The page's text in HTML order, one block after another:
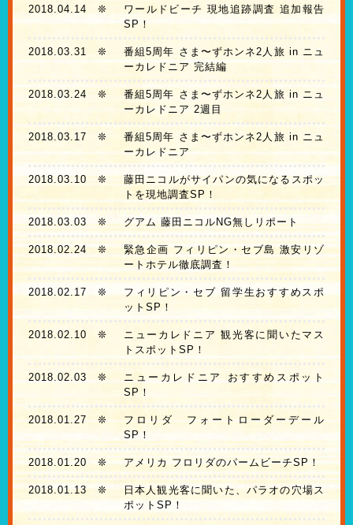
2018.04.14 ❊
ワールドビーチ 現地追跡調査 追加報告
SP！
2018.03.31 ❊
番組5周年 さま〜ずホンネ2人旅 in ニュ
ーカレドニア 完結編
2018.03.24 ❊
番組5周年 さま〜ずホンネ2人旅 in ニュ
ーカレドニア 2週目
2018.03.17 ❊
番組5周年 さま〜ずホンネ2人旅 in ニュ
ーカレドニア
2018.03.10 ❊
藤田ニコルがサイパンの気になるスポッ
トを現地調査SP！
2018.03.03❊ グアム 藤田ニコルNG無しリポート
2018.02.24❊
緊急企画 フィリピン・セブ島 激安リゾ
ートホテル徹底調査！
2018.02.17 ❊
フィリピン・セブ 留学生おすすめスポ
ットSP！
2018.02.10 ❊
ニューカレドニア 観光客に聞いたマス
トスポットSP！
2018.02.03 ❊
ニューカレドニア おすすめスポット
SP！
2018.01.27 ❊
フロリダ フォートローダーデール
SP！
2018.01.20 ❊ アメリカ フロリダのパームビーチSP！
2018.01.13❊
日本人観光客に聞いた、パラオの穴場ス
ポットSP！